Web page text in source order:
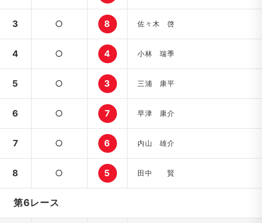
3 ○ 8 佐々木 啓
4 ○ 4 小林 瑞季
5 ○ 3 三浦 康平
6 ○ 7 早津 康介
7 ○ 6 内山 雄介
8 ○ 5 田中 賢
第6レース